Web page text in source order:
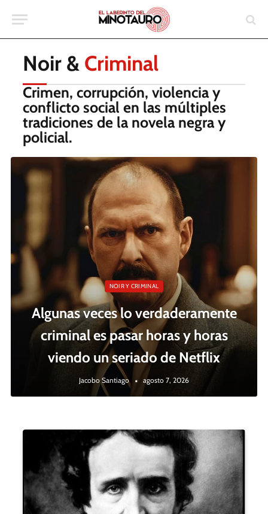
Noir & Criminal
Crimen, corrupción, violencia y
conflicto social en las múltiples
tradiciones de la novela negra y
policial.
NOIR Y CRIMINAL
Algunas veces lo verdaderamente
criminal es pasar horas y horas
viendo un seriado de Netflix
Jacobo Santiago agosto 7, 2026